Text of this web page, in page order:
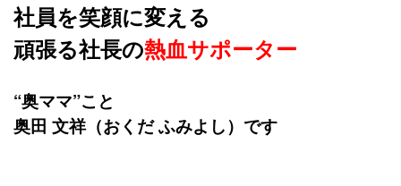
社員を笑顔に変える
頑張る社長の熱血サポーター
“奥ママ”こと
奥田 文祥（おくだ ふみよし）です